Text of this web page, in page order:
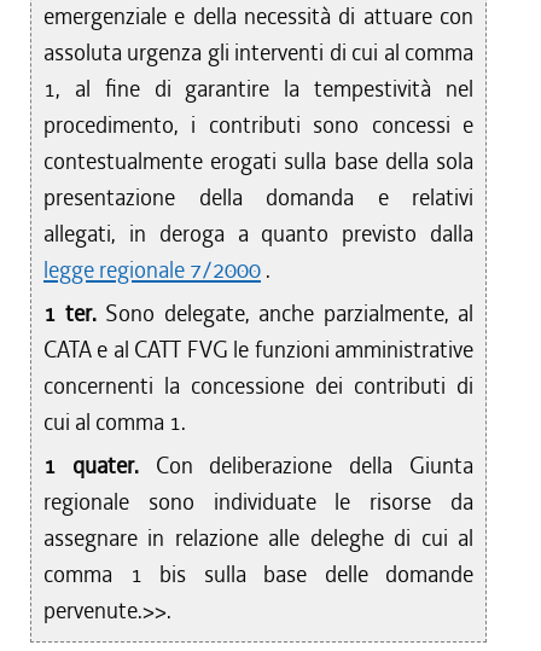
emergenziale e della necessità di attuare con
assoluta urgenza gli interventi di cui al comma
1, al fine di garantire la tempestività nel
procedimento, i contributi sono concessi e
contestualmente erogati sulla base della sola
presentazione della domanda e relativi
allegati, in deroga a quanto previsto dalla
legge regionale 7/2000 .
1 ter. Sono delegate, anche parzialmente, al
CATA e al CATT FVG le funzioni amministrative
concernenti la concessione dei contributi di
cui al comma 1.
1 quater. Con deliberazione della Giunta
regionale sono individuate le risorse da
assegnare in relazione alle deleghe di cui al
comma 1 bis sulla base delle domande
pervenute.>>.